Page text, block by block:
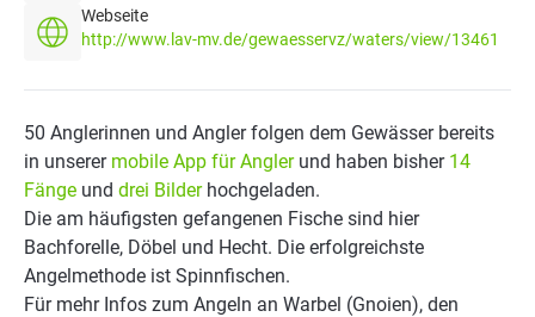
Webseite
http://www.lav-mv.de/gewaesservz/waters/view/13461
50 Anglerinnen und Angler folgen dem Gewässer bereits
in unserer mobile App für Anglerund haben bisher 14
Fänge und drei Bilderhochgeladen.
Die am häufigsten gefangenen Fische sind hier
Bachforelle, Döbel und Hecht. Die erfolgreichste
Angelmethode ist Spinnfischen.
Für mehr Infos zum Angeln an Warbel (Gnoien), den